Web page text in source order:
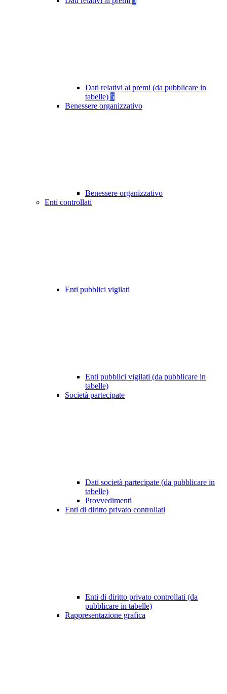
Dati relativi ai premi (da pubblicare in
tabelle) 5
Benessere organizzativo
Benessere organizzativo
Enti controllati
Enti pubblici vigilati
Enti pubblici vigilati (da pubblicare in
tabelle)
Società partecipate
Dati società partecipate (da pubblicare in
tabelle)
Provvedimenti
Enti di diritto privato controllati
Enti di diritto privato controllati (da
pubblicare in tabelle)
Rappresentazione grafica